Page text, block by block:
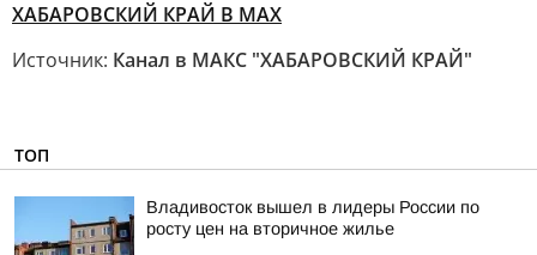
ХАБАРОВСКИЙ КРАЙ В МАХ
Источник: Канал в МАКС "ХАБАРОВСКИЙ КРАЙ"
ТОП
Владивосток вышел в лидеры России по
росту цен на вторичное жилье